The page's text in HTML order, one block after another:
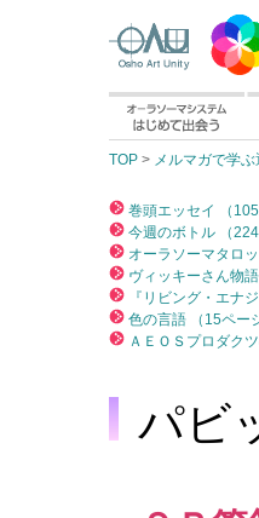
TOP > メルマガで学ぶ
巻頭エッセイ （
今週のボトル （224
オーラソーマタロ
ヴィッキーさん物
『リビング・エナ
色の言語 （15ペー
ＡＥＯＳプロダク
パビ